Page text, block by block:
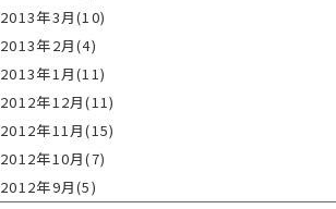
2013年3月(10)
2013年2月(4)
2013年1月(11)
2012年12月(11)
2012年11月(15)
2012年10月(7)
2012年9月(5)